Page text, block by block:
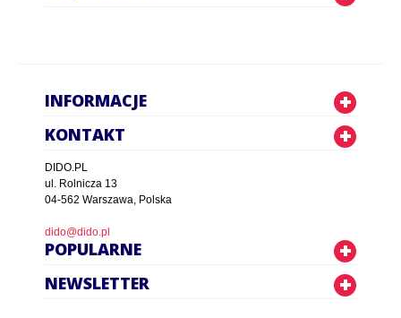
INFORMACJE
KONTAKT
DIDO.PL
ul. Rolnicza 13
04-562 Warszawa, Polska
dido@dido.pl
POPULARNE
NEWSLETTER